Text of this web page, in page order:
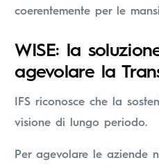
coerentemente per le
WISE: la
agevolare la
IFS riconosce che la
visione di lungo periodo.
Per agevolare le aziende